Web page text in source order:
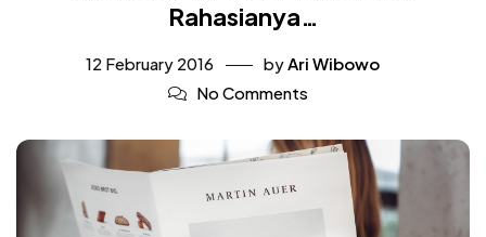
Rahasianya…
12 February 2016 byAri Wibowo
No Comments